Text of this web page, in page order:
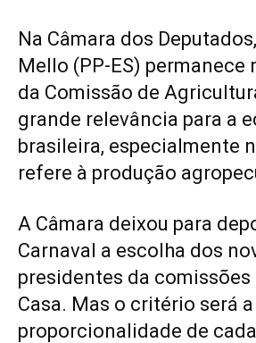
Na Câmara dos
Mello (PP-ES) permanece
da Comissão de
grande relevância para a
brasileira, especialmente
refere à produção
A Câmara deixou para
Carnaval a escolha dos
presidentes da
Casa. Mas o critério será a
proporcionalidade de